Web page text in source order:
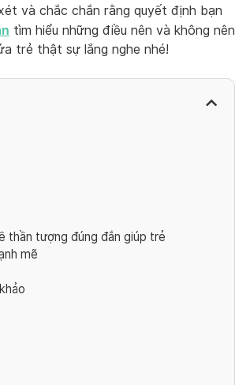
và chắc chắn rằng quyết định bạn
tìm hiểu những điều nên và không nên
trẻ thật sự lắng nghe nhé!
thần tượng đúng đắn giúp trẻ
mẽ